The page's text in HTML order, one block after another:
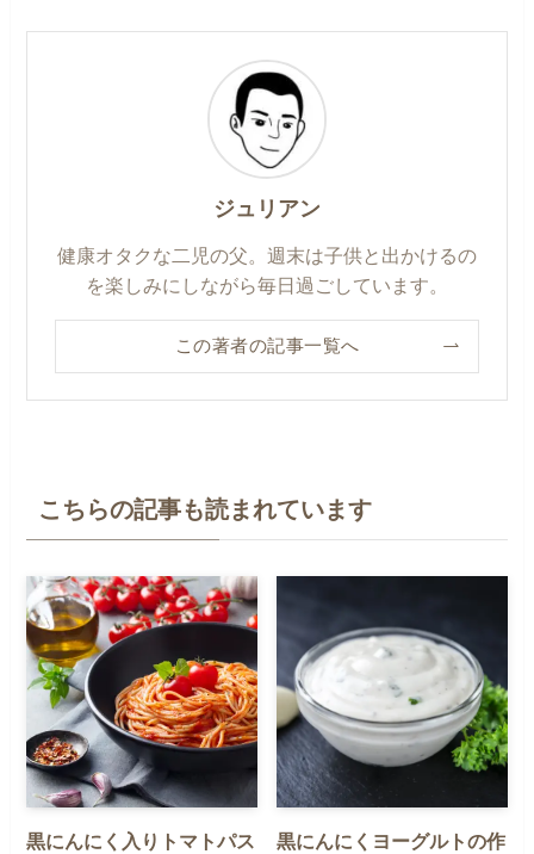
ジュリアン
健康オタクな二児の父。週末は子供と出かけるの
を楽しみにしながら毎日過ごしています。
この著者の記事一覧へ
こちらの記事も読まれています
黒にんにく入りトマトパス
黒にんにくヨーグルトの作